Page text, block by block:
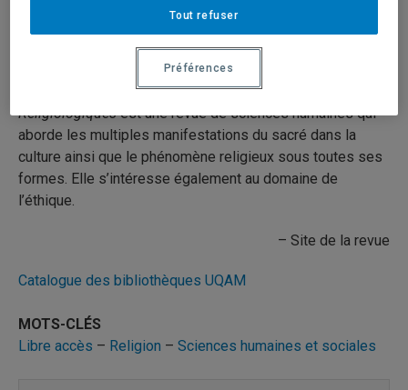
Religiologiquesest une revue de sciences humaines qui
aborde les multiples manifestations du sacré dans la
culture ainsi que le phénomène religieux sous toutes ses
formes. Elle s’intéresse également au domaine de
l’éthique.
– Site de la revue
Catalogue des bibliothèques UQAM
MOTS-CLÉS
Libre accès – Religion – Sciences humaines et sociales
Tout refuser
Préférences